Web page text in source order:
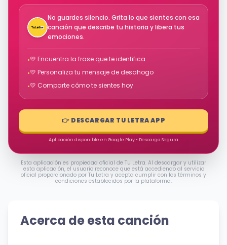
No guardes silencio. Grita lo que sientes con esa
canción que describe tu historia y libera tus
emociones.
•💛 Encuentra la frase que te identifica
•💛 Personaliza tu mensaje de desahogo
•💛 Comparte cómo te sientes hoy
👉 DESCARGAR TU LETRA APP
Aplicación disponible en Google Play • Descarga Segura
Esta aplicación es propiedad oficial de Tu Letra. Al descargar y utilizar
esta aplicación, el usuario reconoce que está accediendo al servicio
oficial proporcionado por Tu Letra y acepta cumplir con los términos y
condiciones establecidos por la plataforma.
Acerca de esta canción